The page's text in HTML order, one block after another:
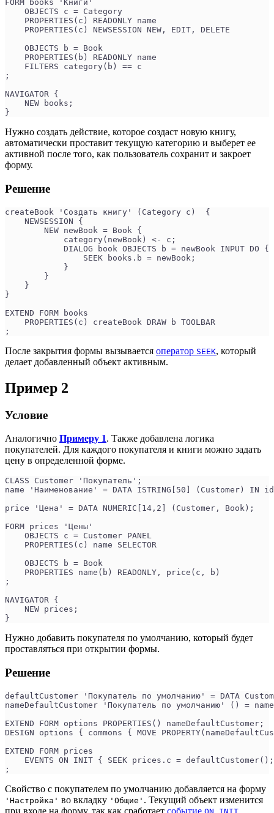
FORM books 'Книги'
    OBJECTS c = Category
    PROPERTIES(c) READONLY name
    PROPERTIES(c) NEWSESSION NEW, EDIT, DELETE
    OBJECTS b = Book
    PROPERTIES(b) READONLY name
    FILTERS category(b) == c
;
NAVIGATOR {
    NEW books;
}
Нужно создать действие, которое создаст новую книгу,
автоматически проставит текущую категорию и выберет ее
активной после того, как пользователь сохранит и закроет
форму.
Решение
createBook 'Создать книгу' (Category c)  {
    NEWSESSION {
        NEW newBook = Book {
            category(newBook) <- c;
            DIALOG book OBJECTS b = newBook INPUT DO {
                SEEK books.b = newBook;
            }
        }
    }
}
EXTEND FORM books
    PROPERTIES(c) createBook DRAW b TOOLBAR
;
После закрытия формы вызывается оператор SEEK, который
делает добавленный объект активным.
Пример 2
Условие
Аналогично Примеру 1. Также добавлена логика
покупателей. Для каждого покупателя и книги можно задать
цену в определенной форме.
CLASS Customer 'Покупатель';
name 'Наименование' = DATA ISTRING[50] (Customer) IN
price 'Цена' = DATA NUMERIC[14,2] (Customer, Book);
FORM prices 'Цены'
    OBJECTS c = Customer PANEL
    PROPERTIES(c) name SELECTOR
    OBJECTS b = Book
    PROPERTIES name(b) READONLY, price(c, b)
;
NAVIGATOR {
    NEW prices;
}
Нужно добавить покупателя по умолчанию, который будет
проставляться при открытии формы.
Решение
defaultCustomer 'Покупатель по умолчанию' = DATA
nameDefaultCustomer 'Покупатель по умолчанию' () =
EXTEND FORM options PROPERTIES() nameDefaultCustomer;
DESIGN options { commons { MOVE
EXTEND FORM prices
EVENTS ON INIT { SEEK prices.c =
;
Свойство с покупателем по умолчанию добавляется на форму
'Настройка' во вкладку 'Общие' . Текущий объект изменится
при входе на форму, так как сработает событие